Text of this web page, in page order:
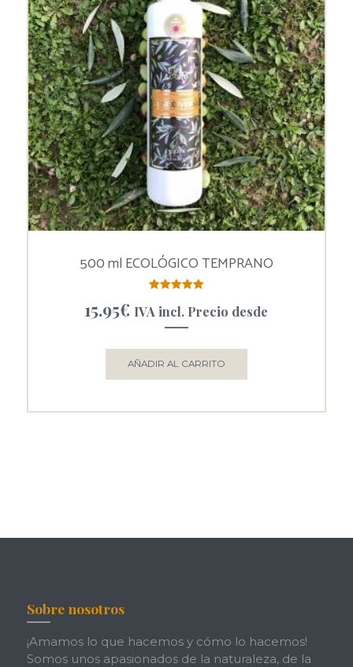
500 ml ECOLÓGICO TEMPRANO
con
5.00
de 5
15.95€ IVA incl. Precio desde
AÑADIR AL CARRITO
Sobre nosotros
¡Amamos lo que hacemos y cómo lo hacemos!
Somos unos apasionados de la naturaleza, de la